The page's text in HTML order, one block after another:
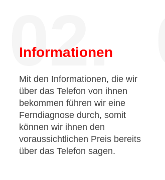
02.
Informationen
Mit den Informationen, die wir
über das Telefon von ihnen
bekommen führen wir eine
Ferndiagnose durch, somit
können wir ihnen den
voraussichtlichen Preis bereits
über das Telefon sagen.